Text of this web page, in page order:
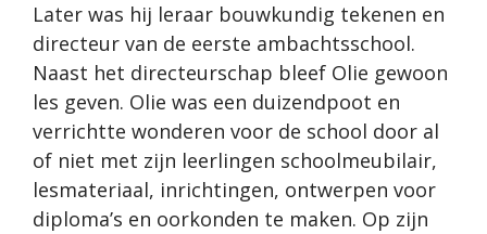
Later was hij leraar bouwkundig tekenen en
directeur van de eerste ambachtsschool.
Naast het directeurschap bleef Olie gewoon
les geven. Olie was een duizendpoot en
verrichtte wonderen voor de school door al
of niet met zijn leerlingen schoolmeubilair,
lesmateriaal, inrichtingen, ontwerpen voor
diploma’s en oorkonden te maken. Op zijn